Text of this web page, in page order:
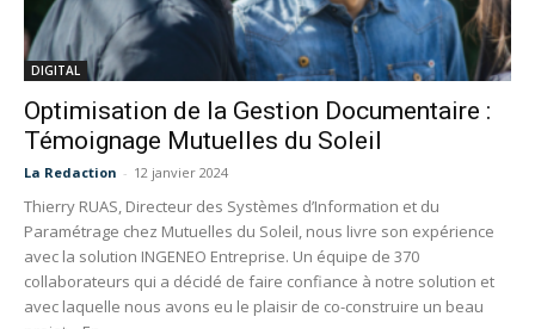
DIGITAL
Optimisation de la Gestion Documentaire :
Témoignage Mutuelles du Soleil
La Redaction - 12 janvier 2024
Thierry RUAS, Directeur des Systèmes d’Information et du
Paramétrage chez Mutuelles du Soleil, nous livre son expérience
avec la solution INGENEO Entreprise. Un équipe de 370
collaborateurs qui a décidé de faire confiance à notre solution et
avec laquelle nous avons eu le plaisir de co-construire un beau